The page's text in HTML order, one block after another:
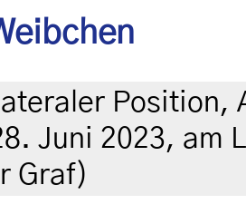
Position,
Juni 2023, am
Graf)